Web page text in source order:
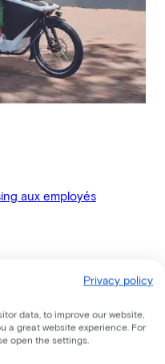
aux employés
qu'indépendant
Privacy policy
data, to improve our website,
a great website experience. For
open the settings.